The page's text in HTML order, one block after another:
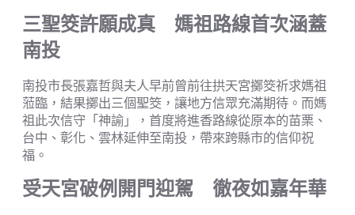
三聖筊許願成真 媽祖路線首次涵蓋
南投
南投市長張嘉哲與夫人早前曾前往拱天宮擲筊祈求媽祖
蒞臨，結果擲出三個聖筊，讓地方信眾充滿期待。而媽
祖此次信守「神諭」，首度將進香路線從原本的苗栗、
台中、彰化、雲林延伸至南投，帶來跨縣市的信仰祝
福。
受天宮破例開門迎駕 徹夜如嘉年華